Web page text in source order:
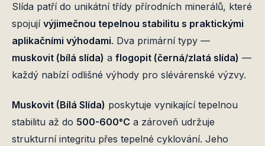
Slída patří do unikátní třídy přírodních minerálů, které
spojují výjimečnou tepelnou stabilitu s praktickými
aplikačními výhodami. Dva primární typy —
muskovit (bílá slída) a flogopit (černá/zlatá slída) —
každý nabízí odlišné výhody pro slévárenské výzvy.
Muskovit (Bílá Slída) poskytuje vynikající tepelnou
stabilitu až do 500-600°C a zároveň udržuje
strukturní integritu přes tepelné cyklování. Jeho